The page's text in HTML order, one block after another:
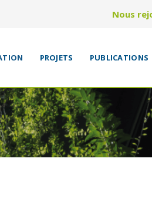
Nous
PROJETS PUBLICATIONS